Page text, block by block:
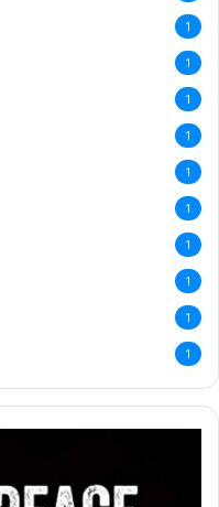
1
1
1
1
1
1
1
1
1
1